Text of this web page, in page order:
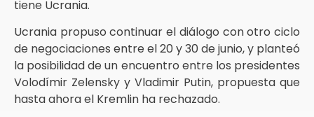
tiene Ucrania.
Ucrania propuso continuar el diálogo con otro ciclo
de negociaciones entre el 20 y 30 de junio, y planteó
la posibilidad de un encuentro entre los presidentes
Volodímir Zelensky y Vladimir Putin, propuesta que
hasta ahora el Kremlin ha rechazado.